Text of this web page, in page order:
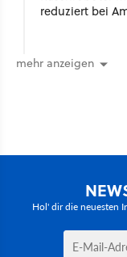
reduziert bei
mehr anzeigen
Hol' dir die neuesten